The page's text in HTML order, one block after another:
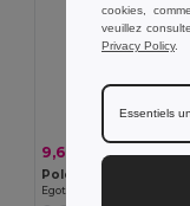
9,66 €
Polo slim fit pour
Egotier 30139
cookies,
veuillez
Privacy Policy.
Essentiels